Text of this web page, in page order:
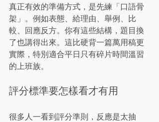
真正有效的準備方式，是先練「口語骨
架」。例如表態、給理由、舉例、比
較、回應反方。你有這些結構，題目換
了也講得出來。這比硬背一篇萬用稿更
實際，特別適合平日只有碎片時間溫習
的上班族。
評分標準要怎樣看才有用
很多人一看到評分準則，反應是太抽